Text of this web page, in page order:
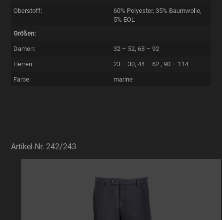
Oberstoff:
60% Polyester, 35% Baumwolle,
5% EOL
Größen:
Damen:
32 – 52, 68 – 92
Herren:
23 – 30, 44 – 62 , 90 – 114
Farbe:
marine
Artikel-Nr. 242/243